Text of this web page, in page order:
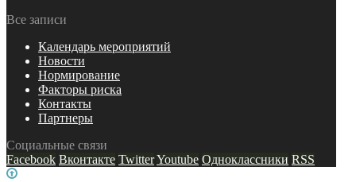
Все записи
Календарь мероприятий
Новости
Нормирование
Факторы риска
Контакты
Партнеры
Социальные связи
Facebook Вконтакте TwitterYoutube Одноклассники RSS